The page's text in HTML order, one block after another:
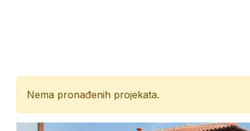
Nema pronađenih projekata.